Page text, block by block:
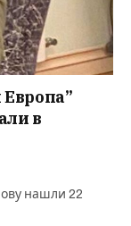
в
нашли 22